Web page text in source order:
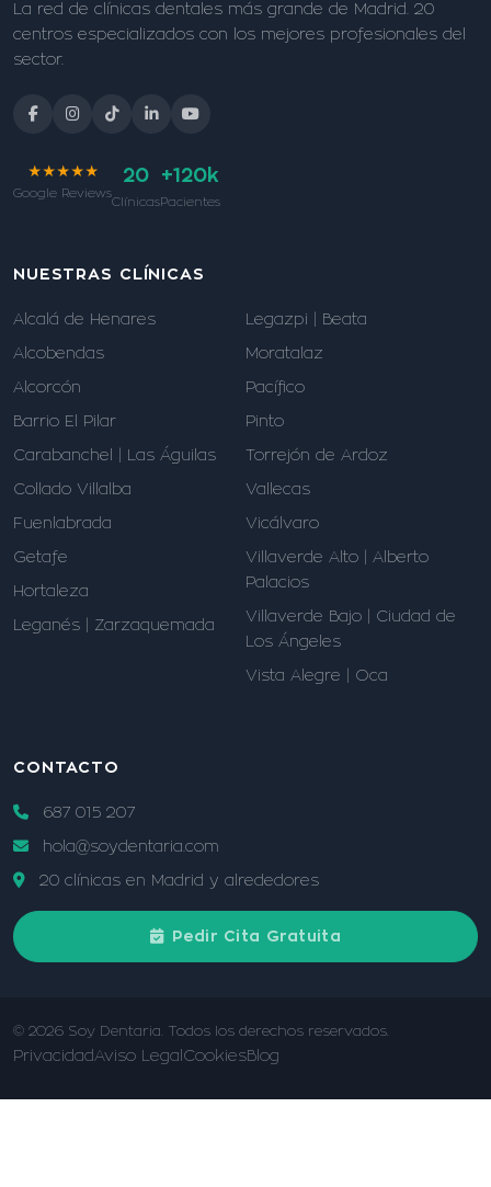
La red de clínicas dentales más grande de Madrid. 20
centros especializados con los mejores profesionales del
sector.
★★★★★
Google Reviews
20
Clínicas
+120k
Pacientes
NUESTRAS CLÍNICAS
Alcalá de Henares
Alcobendas
Alcorcón
Barrio El Pilar
Carabanchel | Las Águilas
Collado Villalba
Fuenlabrada
Getafe
Hortaleza
Leganés | Zarzaquemada
Legazpi | Beata
Moratalaz
Pacífico
Pinto
Torrejón de Ardoz
Vallecas
Vicálvaro
Villaverde Alto | Alberto
Palacios
Villaverde Bajo | Ciudad de
Los Ángeles
Vista Alegre | Oca
CONTACTO
687 015 207
hola@soydentaria.com
20 clínicas en Madrid y alrededores
Pedir Cita Gratuita
© 2026 Soy Dentaria. Todos los derechos reservados.
Privacidad Aviso Legal CookiesBlog